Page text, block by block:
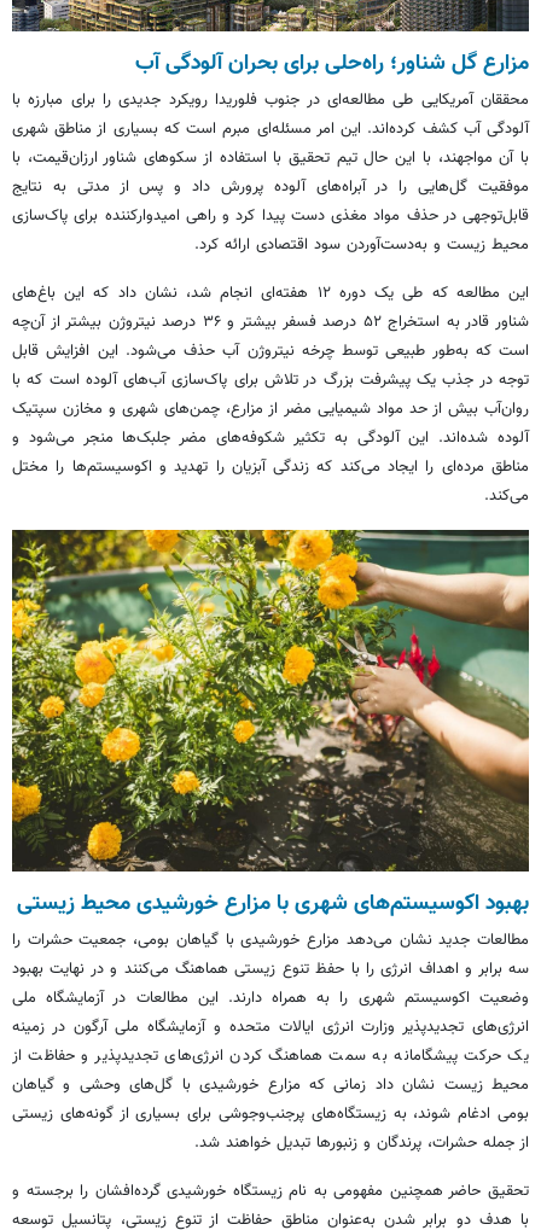
مزارع گل شناور؛ راه‌حلی برای بحران آلودگی آب
محققان آمریکایی طی مطالعه‌ای در جنوب فلوریدا رویکرد جدیدی را برای مبارزه با
آلودگی آب کشف کرده‌اند. این امر مسئله‌ای مبرم است که بسیاری از مناطق شهری
با آن مواجهند، با این حال تیم تحقیق با استفاده از سکوهای شناور ارزان‌قیمت، با
موفقیت گل‌هایی را در آبراه‌های آلوده پرورش داد و پس از مدتی به نتایج
قابل‌توجهی در حذف مواد مغذی دست پیدا کرد و راهی امیدوارکننده برای پاک‌سازی
محیط زیست و به‌دست‌آوردن سود اقتصادی ارائه کرد.
این مطالعه که طی یک دوره ۱۲ هفته‌ای انجام شد، نشان داد که این باغ‌های
شناور قادر به استخراج ۵۲ درصد فسفر بیشتر و ۳۶ درصد نیتروژن بیشتر از آن‌چه
است که به‌طور طبیعی توسط چرخه نیتروژن آب حذف می‌شود. این افزایش قابل
توجه در جذب یک پیشرفت بزرگ در تلاش برای پاک‌سازی آب‌های آلوده است که با
روان‌آب بیش از حد مواد شیمیایی مضر از مزارع، چمن‌های شهری و مخازن سپتیک
آلوده شده‌اند. این آلودگی به تکثیر شکوفه‌های مضر جلبک‌ها منجر می‌شود و
مناطق مرده‌ای را ایجاد می‌کند که زندگی آبزیان را تهدید و اکوسیستم‌ها را مختل
می‌کند.
بهبود اکوسیستم‌های شهری با مزارع خورشیدی محیط زیستی
مطالعات جدید نشان می‌دهد مزارع خورشیدی با گیاهان بومی، جمعیت حشرات را
سه برابر و اهداف انرژی را با حفظ تنوع زیستی هماهنگ می‌کنند و در نهایت بهبود
وضعیت اکوسیستم شهری را به همراه دارند. این مطالعات در آزمایشگاه ملی
انرژی‌های تجدیدپذیر وزارت انرژی ایالات متحده و آزمایشگاه ملی آرگون در زمینه
یک حرکت پیشگامانه به سمت هماهنگ کردن انرژی‌های تجدیدپذیر و حفاظت از
محیط زیست نشان داد زمانی که مزارع خورشیدی با گل‌های وحشی و گیاهان
بومی ادغام شوند، به زیستگاه‌های پرجنب‌وجوشی برای بسیاری از گونه‌های زیستی
از جمله حشرات، پرندگان و زنبورها تبدیل خواهند شد.
تحقیق حاضر همچنین مفهومی به نام زیستگاه خورشیدی گرده‌افشان را برجسته و
با هدف دو برابر شدن به‌عنوان مناطق حفاظت از تنوع زیستی، پتانسیل توسعه